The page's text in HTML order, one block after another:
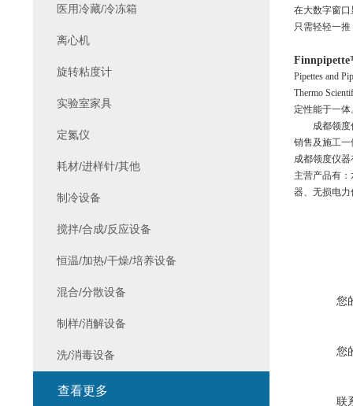
在大数字窗
只需轻轻一
Pipettes and
Thermo
定性能于一
成都领
销售及施工
成都领度仪
主营产品有
器、无损电
您
您
联
医用冷藏/冷冻箱
离心机
旋转粘度计
实验室家具
定氮仪
耗材/进样针/其他
制冷设备
搅拌/合成/反应设备
恒温/加热/干燥/培养设备
混合/分散设备
制样/消解设备
洗/消毒设备
查看更多